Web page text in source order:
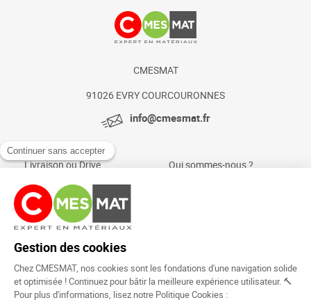
CMESMAT
91026 EVRY COURCOURONNES
info@cmesmat.fr
Livraison ou Drive
Paiement sécurisé
Foire aux questions
Qui sommes-nous ?
Rejoignez la